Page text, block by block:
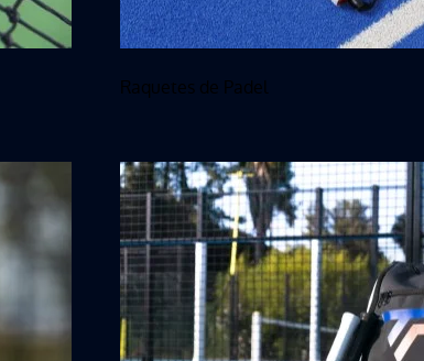
Raquetes de Padel